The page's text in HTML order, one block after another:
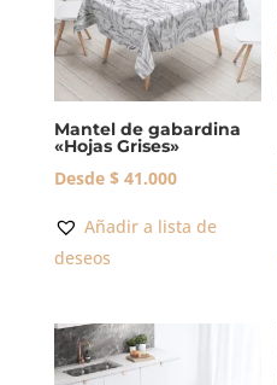
Mantel de gabardina
«Hojas Grises»
Desde $41.000
Añadir a lista de
deseos